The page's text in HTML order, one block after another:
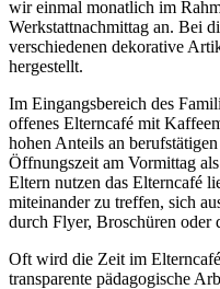
wir einmal monatlich im
Werkstattnachmittag an. Bei
verschiedenen dekorative
hergestellt.
Im Eingangsbereich des
offenes Elterncafé mit
hohen Anteils an
Öffnungszeit am Vormittag
Eltern nutzen das Elterncafé
miteinander zu treffen, sich
durch Flyer, Broschüren oder
Oft wird die Zeit im
transparente pädagogische